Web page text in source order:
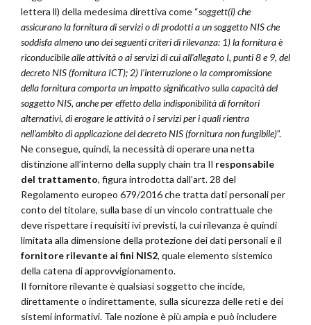
lettera ll) della medesima direttiva come “soggett(i) che
assicurano la fornitura di servizi o di prodotti a un soggetto NIS che
soddisfa almeno uno dei seguenti criteri di rilevanza: 1) la fornitura è
riconducibile alle attività o ai servizi di cui all’allegato I, punti 8 e 9, del
decreto NIS (fornitura ICT); 2) l’interruzione o la compromissione
della fornitura comporta un impatto significativo sulla capacità del
soggetto NIS, anche per effetto della indisponibilità di fornitori
alternativi, di erogare le attività o i servizi per i quali rientra
nell’ambito di applicazione del decreto NIS (fornitura non fungibile)”.
Ne consegue, quindi, la necessità di operare una netta
distinzione all’interno della supply chain tra Il responsabile
del trattamento, figura introdotta dall’art. 28 del
Regolamento europeo 679/2016 che tratta dati personali per
conto del titolare, sulla base di un vincolo contrattuale che
deve rispettare i requisiti ivi previsti, la cui rilevanza è quindi
limitata alla dimensione della protezione dei dati personali e il
fornitore rilevante ai fini NIS2, quale elemento sistemico
della catena di approvvigionamento.
Il fornitore rilevante è qualsiasi soggetto che incide,
direttamente o indirettamente, sulla sicurezza delle reti e dei
sistemi informativi. Tale nozione è più ampia e può includere